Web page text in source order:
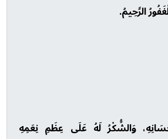
الرَّحِيمُ.
وَالشُّكْرُ لَهُ عَلَى عِظَمِ نِعَمِهِ